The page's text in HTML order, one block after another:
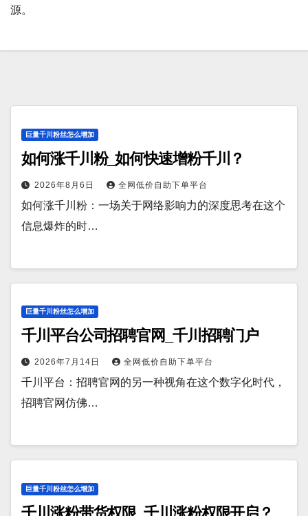
源。
巨量千川粉丝怎么增加
如何涨千川粉_如何快速增粉千川？
2026年8月6日 全网低价自助下单平台
如何涨千川粉：一场关于网络影响力的深度思考在这个
信息爆炸的时…
巨量千川粉丝怎么增加
千川平台公司招聘官网_千川招聘门户
2026年7月14日 全网低价自助下单平台
千川平台：招聘官网的另一种视角在这个数字化时代，
招聘官网仿佛…
巨量千川粉丝怎么增加